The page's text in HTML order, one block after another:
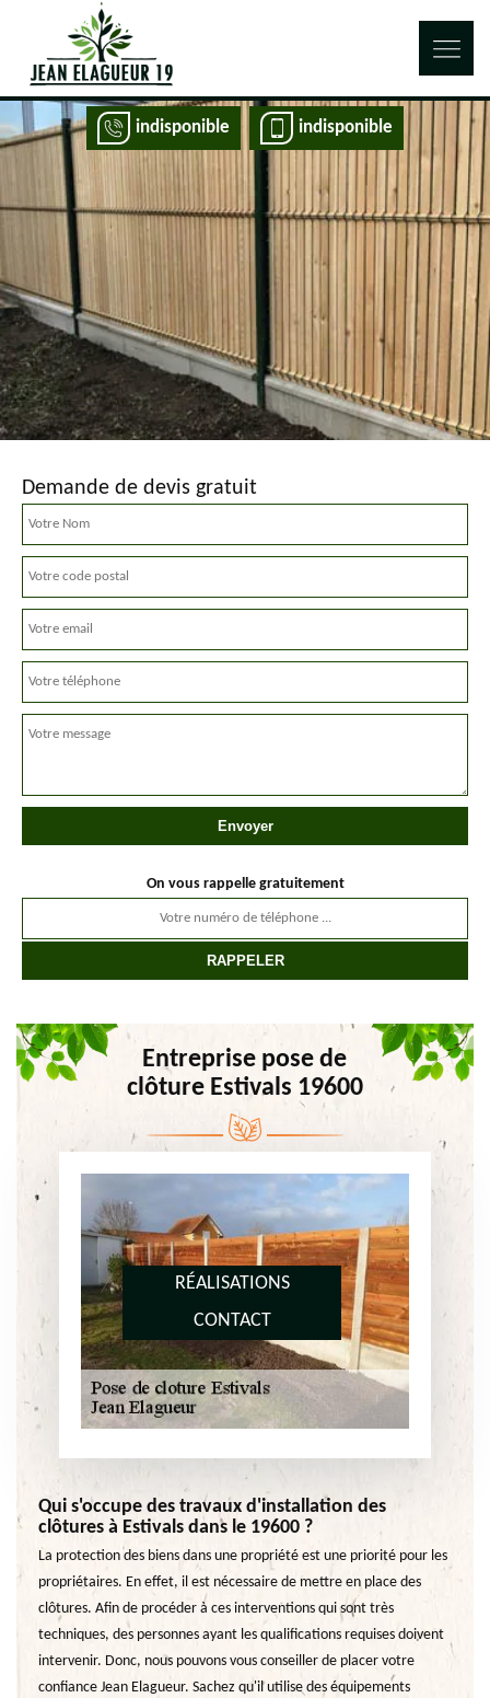
indisponible indisponible
RÉALISATIONS
CONTACT
Demande de devis gratuit
On vous rappelle gratuitement
Entreprise pose de
clôture Estivals 19600
Qui s'occupe des travaux d'installation des
clôtures à Estivals dans le 19600 ?
La protection des biens dans une propriété est une priorité pour les
propriétaires. En effet, il est nécessaire de mettre en place des
clôtures. Afin de procéder à ces interventions qui sont très
techniques, des personnes ayant les qualifications requises doivent
intervenir. Donc, nous pouvons vous conseiller de placer votre
confiance Jean Elagueur. Sachez qu'il utilise des équipements